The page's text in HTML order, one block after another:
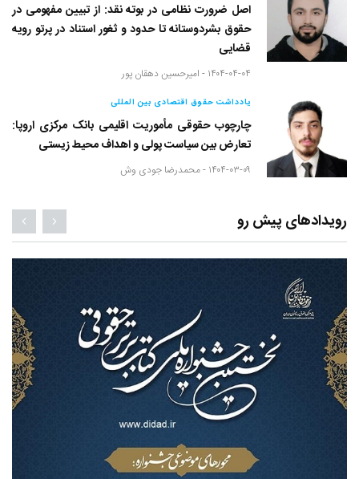
اصل ضرورت نظامی در بوته نقد: از تبیین مفهومی در
حقوق بشردوستانه تا حدود و ثغور استناد در پرتو رویه
قضایی
۱۴۰۴-۰۴-۰۴ - امیرحسین دهقان پور
یادداشت حقوق اقتصادی بین المللی
چارچوب حقوقی مأموریت اقلیمی بانک مرکزی اروپا:
تعارض بین سیاست پولی و اهداف محیط زیستی
۱۴۰۴-۰۳-۰۹ - محمدرضا جودی وش
رویدادهای پیش رو